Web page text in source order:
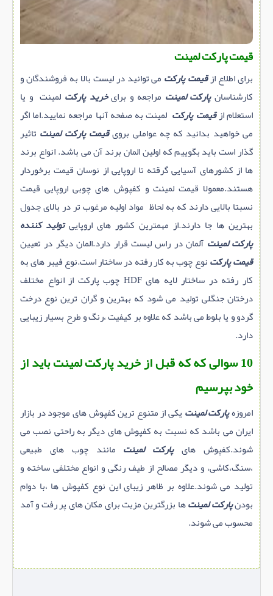
قیمت پارکت لمینت
برای اطلاع ازقیمت پارکت می توانید در لیست بالا به فروشندگان و
کارشناسانپارکت لمینت مراجعه و برایخرید پارکت لمینت و یا
استعلام ازقیمت پارکت لمینت به صفحه آنها مراجعه نمایید.اما اگر
می خواهید بدانید که چه عواملی برویقیمت پارکت لمینت تاثیر
گذار است باید بگوییم که اولین المان برند آن می باشد. انواع برند
ها از کشورهای آسیایی گرقته تا اروپایی از نوسان قیمت برخوردار
هستند.معمولا قیمت لمینت و کفپوش های چوبی اروپایی قیمت
نسبتا بالایی دارند که به لحاظ مواد اولیه مرغوب تر در بالای جدول
بهترین ها جا دارند.از مهمترین کشور های اروپاییتولید کننده
پارکت لمینت آلمان در راس لیست قرار دارد.المان دیگر در تعیین
قیمت پارکتنوع چوب به کار رفته در ساختار است.نوع فیبر های به
کار رفته در ساختار لایه های HDF چوب پارکت از انواع مختلف
درختان جنگلی تولید می شود که بهترین و گران ترین نوع درخت
گردو و یا بلوط می باشد که علاوه بر کیفیت ،رنگ و طرح بسیار زیبایی
دارد.
10 سوالی که که قبل از خرید پارکت لمینت باید از
خود بپرسیم
امروزهپارکت لمینت یکی از متنوع ترین کفپوش های موجود در بازار
ایران می باشد که نسبت به کفپوش های دیگر به راحتی نصب می
شوند.کفپوش هایپارکت لمینت مانند چوب های طبیعی
،سنگ،کاشی، و دیگر مصالح از طیف رنگی و انواع مختلفی ساخته و
تولید می شوند.علاوه بر ظاهر زیبای این نوع کفپوش ها ،با دوام
بودنپارکت لمینتها بزرگترین مزیت برای مکان های پر رفت و آمد
محسوب می شوند.